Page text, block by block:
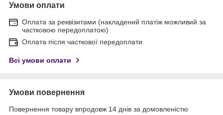
Умови оплати
Оплата за реквізитами (накладений платіж можливий за
частковою передоплатою)
Оплата після часткової передоплати
Всі умови оплати
Умови повернення
Повернення товару впродовж 14 днів за домовленістю